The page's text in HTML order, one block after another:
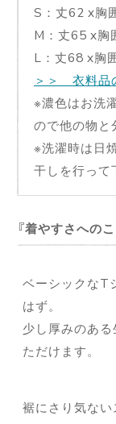
S：丈62 x胸
M：丈65 x胸
L：丈68 x胸
＞＞ 衣料品
※濃色はお洗
ので他の物と
※洗濯時は日
干しを行って
着やすさへの
ベーシックなT
はず。
少し厚みのあ
ただけます。
裾にさり気な